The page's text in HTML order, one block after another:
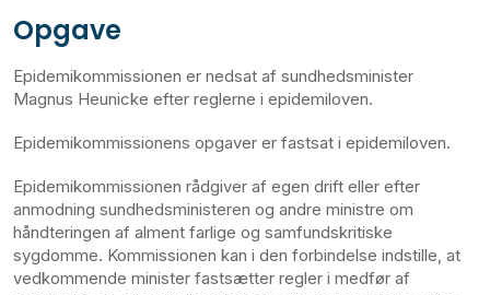
Opgave
Epidemikommissionen er nedsat af sundhedsminister
Magnus Heunicke efter reglerne i epidemiloven.
Epidemikommissionens opgaver er fastsat i epidemiloven.
Epidemikommissionen rådgiver af egen drift eller efter
anmodning sundhedsministeren og andre ministre om
håndteringen af alment farlige og samfundskritiske
sygdomme. Kommissionen kan i den forbindelse indstille, at
vedkommende minister fastsætter regler i medfør af